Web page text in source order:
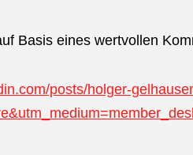
Basis eines wertvollen
posts/holger-